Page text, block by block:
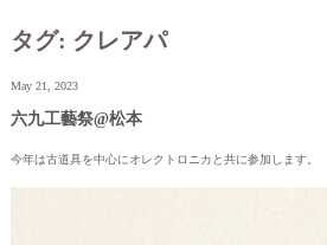
タグ: クレアパ
May 21, 2023
六九工藝祭@松本
今年は古道具を中心にオレクトロニカと共に参加します。